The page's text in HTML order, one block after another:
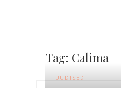
Tag: Calima
UUDISED